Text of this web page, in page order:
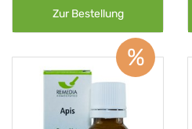
Zur Bestellung
%